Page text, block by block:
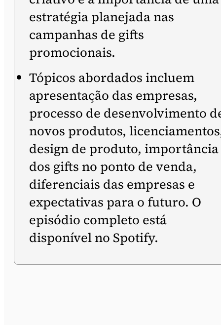
estratégia planejada nas
campanhas de gifts
promocionais.
Tópicos abordados incluem
apresentação das empresas,
processo de desenvolvimento
novos produtos,
design de produto, importância
dos gifts no ponto de venda,
diferenciais das empresas e
expectativas para o futuro. O
episódio completo está
disponível no Spotify.